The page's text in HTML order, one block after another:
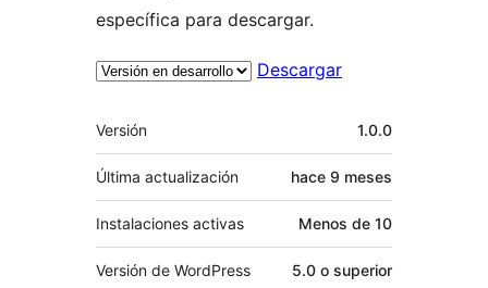
específica para descargar.
Descargar
Meta
Versión 1.0.0
Última actualización hace 9 meses
Instalaciones activas Menos de 10
Versión de WordPress 5.0 o superior